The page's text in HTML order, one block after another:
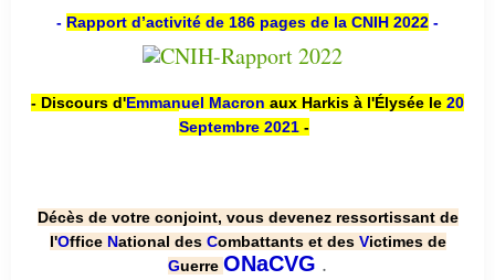
- Rapport d’activité de 186 pages de la CNIH 2022 -
- Discours d'Emmanuel Macron aux Harkis à l'Élysée le 20
Septembre 2021 -
Décès de votre conjoint, vous devenez ressortissant de
l'Office National des Combattants et des Victimes de
Guerre ONaCVG .